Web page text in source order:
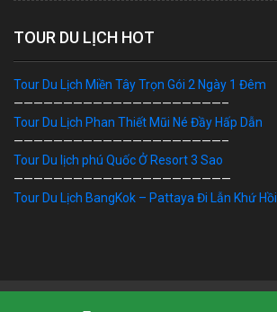
TOUR DU LỊCH HOT
Tour Du Lịch Miền Tây Trọn Gói 2 Ngày 1 Đêm
—————————————————————–
Tour Du Lịch Phan Thiết Mũi Né Đầy Hấp Dẫn
—————————————————————–
Tour Du lịch phú Quốc Ở Resort 3 Sao
——————————————————————
Tour Du Lịch BangKok – Pattaya Đi Lẫn Khứ Hồi